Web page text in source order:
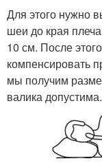
Для этого нужно
шеи до края
10 см. После
компенсировать
мы получим
валика допустима.